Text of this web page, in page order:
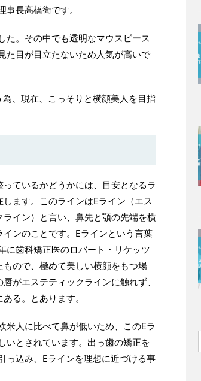
長高橋衛です。
た。その中でも透明なマウスピース
た目が目立たないため人気が高いで
為、現在、こっそりと横顔美人を目指
っているかどうかには、目安となるラ
ます。
このラインはEライン（エス
ライン）と言い、鼻先と顎の先端を横
ンのことです。 Eラインという言葉
に歯科矯正医のロバート・リケッツ
ので、 極めて美しい横顔をもつ場
がエステティックラインに触れず、
る。とあります。
米人に比べて鼻が低いため、このEラ
とされています。 出っ歯の矯正を
込み、 Eラインを理想に近づける事